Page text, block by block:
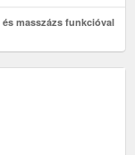
masszázs funkcióval